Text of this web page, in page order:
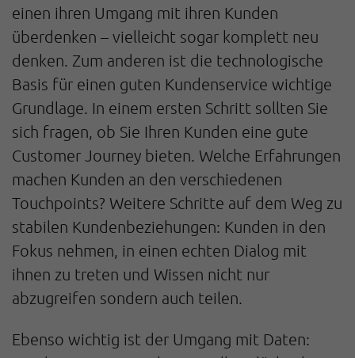
einen ihren Umgang mit ihren Kunden
überdenken – vielleicht sogar komplett neu
denken. Zum anderen ist die technologische
Basis für einen guten Kundenservice wichtige
Grundlage. In einem ersten Schritt sollten Sie
sich fragen, ob Sie Ihren Kunden eine gute
Customer Journey bieten. Welche Erfahrungen
machen Kunden an den verschiedenen
Touchpoints? Weitere Schritte auf dem Weg zu
stabilen Kundenbeziehungen: Kunden in den
Fokus nehmen, in einen echten Dialog mit
ihnen zu treten und Wissen nicht nur
abzugreifen sondern auch teilen.
Ebenso wichtig ist der Umgang mit Daten: